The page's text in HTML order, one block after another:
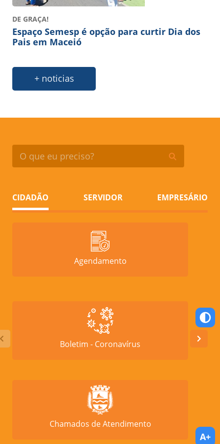
DE GRAÇA!
Espaço Semesp é opção para curtir Dia dos
Pais em Maceió
+ noticias
CIDADÃO SERVIDOR EMPRESÁRIO
Agendamento
Boletim - Coronavírus
Chamados de Atendimento
A+